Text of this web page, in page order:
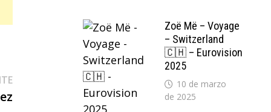
Entrada
Zoë Më – Voyage
– Switzerland
🇨🇭 – Eurovision
2025
10 de marzo
de 2025